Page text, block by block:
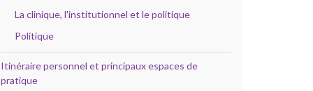
La clinique, l'institutionnel et le politique
Politique
Itinéraire personnel et principaux espaces de
pratique